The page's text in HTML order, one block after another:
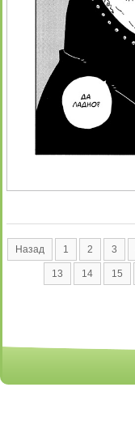
Назад 1 2 3
13 14 15